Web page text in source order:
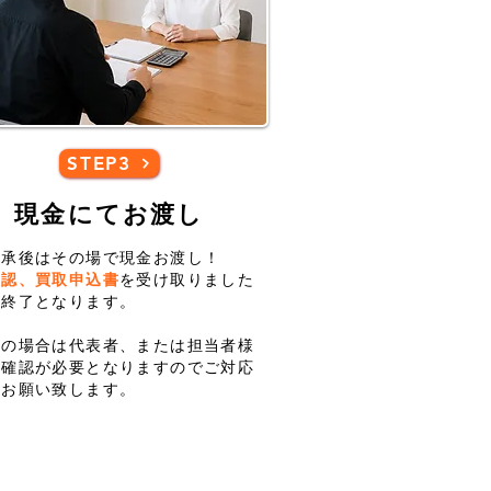
STEP3
現金にてお渡し
後はその場で現金お渡し！
、買取申込書を受け取りました
了となります。
場合は代表者、または担当者様
認が必要となりますのでご対応
願い致します。